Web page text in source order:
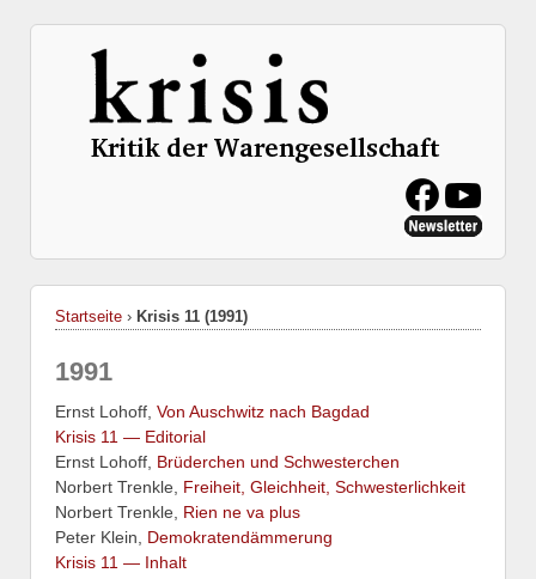
Startseite › Krisis 11 (1991)
1991
Ernst Lohoff, Von Auschwitz nach Bagdad
Krisis 11 — Editorial
Ernst Lohoff, Brüderchen und Schwesterchen
Norbert Trenkle, Freiheit, Gleichheit, Schwesterlichkeit
Norbert Trenkle, Rien ne va plus
Peter Klein, Demokratendämmerung
Krisis 11 — Inhalt